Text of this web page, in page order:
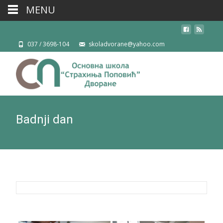
037 / 3698-104 skoladvorane@yahoo.com
Badnji dan
MENU